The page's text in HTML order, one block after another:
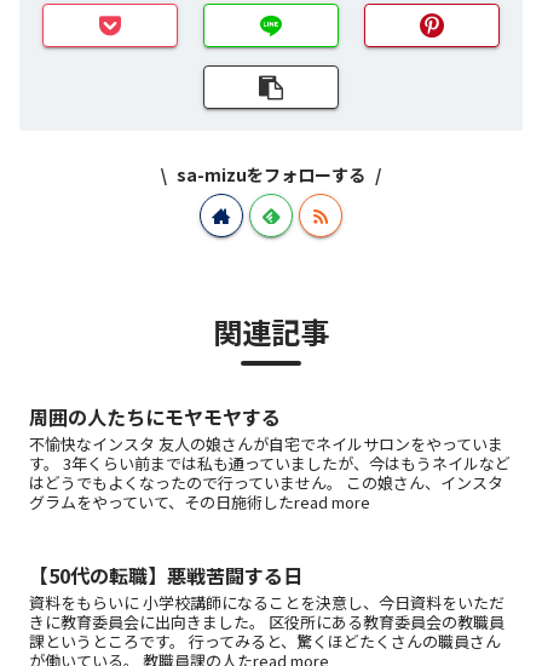
sa-mizuをフォローする
関連記事
周囲の人たちにモヤモヤする
不愉快なインスタ 友人の娘さんが自宅でネイルサロンをやっていま
す。 3年くらい前までは私も通っていましたが、今はもうネイルなど
はどうでもよくなったので行っていません。 この娘さん、インスタ
グラムをやっていて、その日施術したread more
【50代の転職】悪戦苦闘する日
資料をもらいに 小学校講師になることを決意し、今日資料をいただ
きに教育委員会に出向きました。 区役所にある教育委員会の教職員
課というところです。 行ってみると、驚くほどたくさんの職員さん
が働いている。 教職員課の人たread more